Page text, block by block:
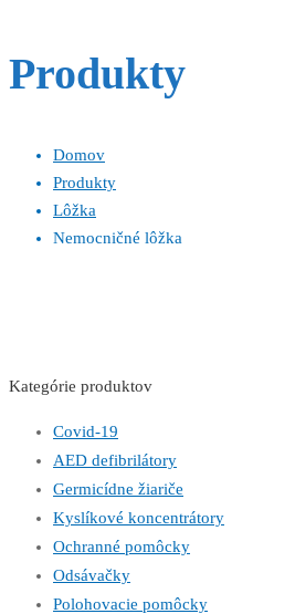
Produkty
Domov
Produkty
Lôžka
Nemocničné lôžka
Kategórie produktov
Covid-19
AED defibrilátory
Germicídne žiariče
Kyslíkové koncentrátory
Ochranné pomôcky
Odsávačky
Polohovacie pomôcky